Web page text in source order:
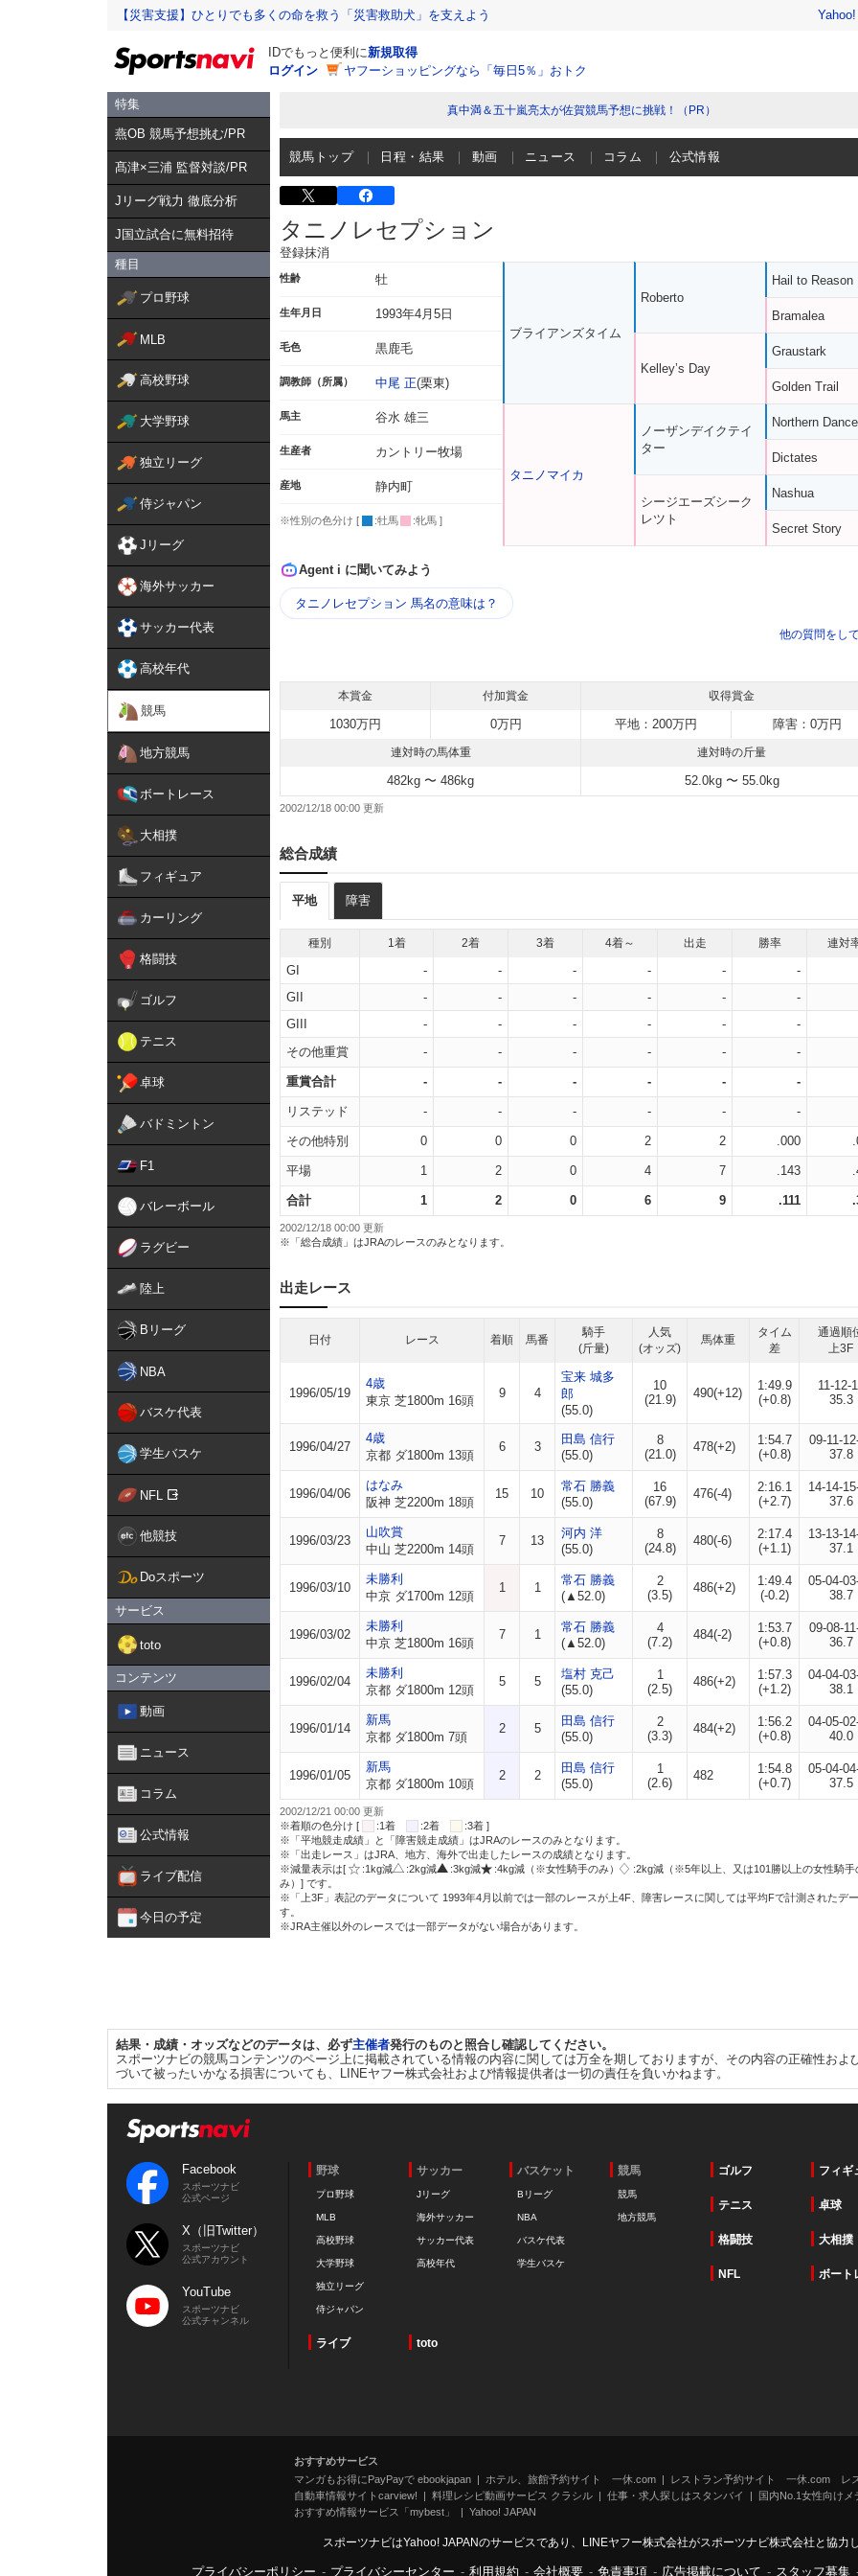
【災害支援】ひとりでも多くの命を救う「災害救助犬」を支えよう
IDでもっと便利に新規取得
ログイン
ヤフーショッピングなら「毎日5％」おトク
特集
燕OB 競馬予想挑む/PR
髙津×三浦 監督対談/PR
Jリーグ戦力 徹底分析
J国立試合に無料招待
種目
プロ野球
MLB
高校野球
大学野球
独立リーグ
侍ジャパン
Jリーグ
海外サッカー
サッカー代表
高校年代
競馬
地方競馬
ボートレース
大相撲
フィギュア
カーリング
格闘技
ゴルフ
テニス
卓球
バドミントン
F1
バレーボール
ラグビー
陸上
Bリーグ
NBA
バスケ代表
学生バスケ
NFL
他競技
Doスポーツ
サービス
toto
コンテンツ
動画
ニュース
コラム
公式情報
ライブ配信
今日の予定
真中満＆五十嵐亮太が佐賀競馬予想に挑戦！（PR）
競馬トップ 日程・結果 動画 ニュース コラム 公式情報
タニノレセプション
登録抹消
性齢 牡
生年月日 1993年4月5日
毛色 黒鹿毛
調教師（所属） 中尾 正(栗東)
馬主 谷水 雄三
生産者 カントリー牧場
産地 静内町
※性別の色分け [ :牡馬 :牝馬 ]
ブライアンズタイム
タニノマイカ
Roberto
Kelley’s Day
ノーザンデイクテイ
ター
シージエーズシーク
レツト
Hail to Reason
Bramalea
Graustark
Golden Trail
Northern
Dictates
Nashua
Secret Story
Agent i に聞いてみよう
タニノレセプション 馬名の意味は？
他の質問をし
本賞金 付加賞金 収得賞金
1030万円 0万円 平地：200万円 障害：0万円
連対時の馬体重 連対時の斤量
482kg 〜 486kg 52.0kg 〜 55.0kg
2002/12/18 00:00
総合成績
平地 障害
種別 1着 2着 3着 4着～ 出走 勝率 連対
GI - - - - -
-
GII
- - - - -
-
GIII
- - - - -
-
その他重賞
- - - - - -
重賞合計 - - - - - -
リステッド - - - - - -
その他特別 0 0 0 2 2 .000
平場 1 2 0 4 7 .143
合計 1 2 0 6 9 .111
2002/12/18 00:00 更新
※「総合成績」はJRAのレースのみとなります。
出走レース
日付 レース 着順 馬番
騎手
(斤量)
人気
(オッズ)
馬体重
タイム
差
通過順
上3F
1996/05/19
4歳
東京 芝1800m 16頭
9 4
宝来 城多
郎
(55.0)
10
(21.9)
490(+12)
1:49.9
(+0.8)
11-12-
35.3
1996/04/27
4歳
京都 ダ1800m 13頭
6 3
田島 信行
(55.0)
8
(21.0)
478(+2)
1:54.7
(+0.8)
09-11-
37.8
1996/04/06
はなみ
阪神 芝2200m 18頭
15 10
常石 勝義
(55.0)
16
(67.9)
476(-4)
2:16.1
(+2.7)
14-14-
37.6
1996/03/23
山吹賞
中山 芝2200m 14頭
7 13
河内 洋
(55.0)
8
(24.8)
480(-6)
2:17.4
(+1.1)
13-13-
37.1
1996/03/10
未勝利
中京 ダ1700m 12頭
1 1
常石 勝義
(▲52.0)
2
(3.5)
486(+2)
1:49.4
(-0.2)
05-04-
38.7
1996/03/02
未勝利
中京 芝1800m 16頭
7 1
常石 勝義
(▲52.0)
4
(7.2)
484(-2)
1:53.7
(+0.8)
09-08-
36.7
1996/02/04
未勝利
京都 ダ1800m 12頭
5 5
塩村 克己
(55.0)
1
(2.5)
486(+2)
1:57.3
(+1.2)
04-04-
38.1
1996/01/14
新馬
京都 ダ1800m 7頭
2 5
田島 信行
(55.0)
2
(3.3)
484(+2)
1:56.2
(+0.8)
04-05-
40.0
1996/01/05
新馬
京都 ダ1800m 10頭
2 2
田島 信行
(55.0)
1
(2.6)
482
1:54.8
(+0.7)
05-04-
37.5
2002/12/21 00:00 更新
※着順の色分け [
:1着 :2着
:3着 ]
※「平地競走成績」と「障害競走成績」はJRAのレースのみとなります。
※「出走レース」はJRA、地方、海外で出走したレースの成績となります。
※減量表示は[
:1kg減 :2kg減 :3kg減 :4kg減（※女性騎手のみ）
:2kg減（※5年以上、又は101勝以上の女性騎手
み）] です。
※「上3F」表記のデータについて 1993年4月以前では一部のレースが上4F、障害レースに関しては平均Fで計測されたデ
す。
※JRA主催以外のレースでは一部データがない場合があります。
結果・成績・オッズなどのデータは、必ず主催者発行のものと照合し確認してください。
スポーツナビの競馬コンテンツのページ上に掲載されている情報の内容に関しては万全を期しておりますが、その内容の正確性お
づいて被ったいかなる損害についても、LINEヤフー株式会社および情報提供者は一切の責任を負いかねます。
Facebook
スポーツナビ
公式ページ
X（旧Twitter）
スポーツナビ
公式アカウント
YouTube
スポーツナビ
公式チャンネル
野球
プロ野球
MLB
高校野球
大学野球
独立リーグ
侍ジャパン
サッカー
Jリーグ
海外サッカー
サッカー代表
高校年代
バスケット
Bリーグ
NBA
バスケ代表
学生バスケ
競馬
競馬
地方競馬
ゴルフ フィギ
テニス 卓球
格闘技 大相撲
NFL ボート
ライブ toto
おすすめサービス
マンガもお得にPayPayで ebookjapan
ホテル、旅館予約サイト 一休.com
レストラン予約サイト 一休.com レ
自動車情報サイトcarview!
料理レシピ動画サービス クラシル 仕事・求人探しはスタンバイ
国内No.1女性向けメ
おすすめ情報サービス「mybest」
Yahoo! JAPAN
スポーツナビはYahoo! JAPANのサービスであり、LINEヤフー株式会社がスポーツナビ株式会社と協力
プライバシーポリシー - プライバシーセンター - 利用規約 - 会社概要 - 免責事項 - 広告掲載について - スタッフ募集